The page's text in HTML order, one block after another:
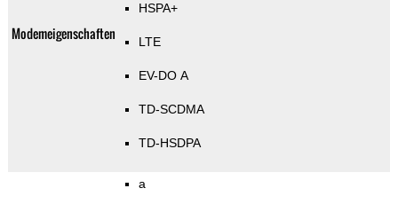
Modemeigenschaften
HSPA+
LTE
EV-DO A
TD-SCDMA
TD-HSDPA
a